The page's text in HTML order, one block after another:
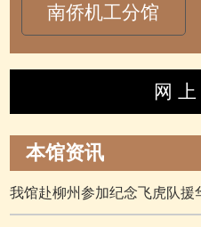
南侨机工分馆
网
本馆资讯
我馆赴柳州参加纪念飞虎队援